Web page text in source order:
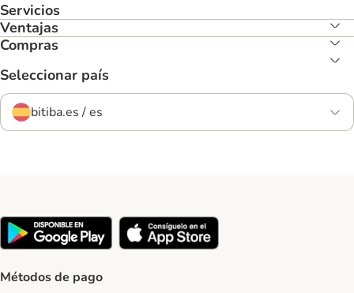
Servicios
Ventajas
Compras
Seleccionar país
bitiba.es / es
Métodos de pago